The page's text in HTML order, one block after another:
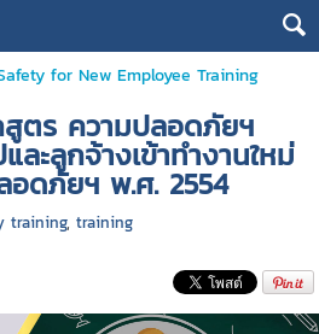
for New Employee Training
ตร ความปลอดภัยฯ
ละลูกจ้างเข้าทำงานใหม่
อดภัยฯ พ.ศ. 2554
training, training